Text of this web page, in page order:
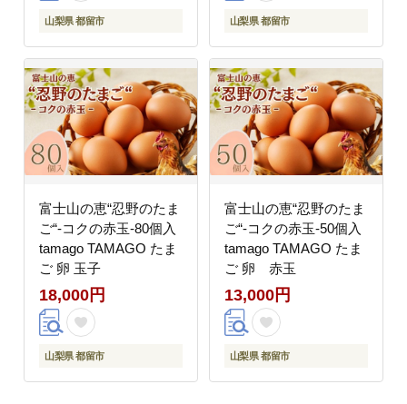
山梨県 都留市 山梨県 都留市
富士山の恵“忍野のたま
ご“‐コクの赤玉‐80個入
tamago TAMAGO たま
ご 卵 玉子
18,000円
山梨県 都留市
富士山の恵“忍野のたま
ご“‐コクの赤玉‐50個入
tamago TAMAGO たま
ご 卵 赤玉
13,000円
山梨県 都留市